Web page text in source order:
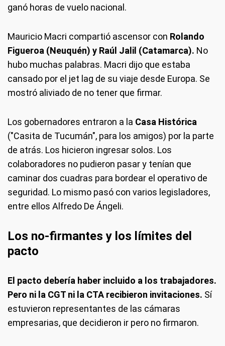
ganó horas de vuelo nacional.
Mauricio Macri compartió ascensor con Rolando
Figueroa (Neuquén) y Raúl Jalil (Catamarca). No
hubo muchas palabras. Macri dijo que estaba
cansado por el jet lag de su viaje desde Europa. Se
mostró aliviado de no tener que firmar.
Los gobernadores entraron a la Casa Histórica
("Casita de Tucumán", para los amigos) por la parte
de atrás. Los hicieron ingresar solos. Los
colaboradores no pudieron pasar y tenían que
caminar dos cuadras para bordear el operativo de
seguridad. Lo mismo pasó con varios legisladores,
entre ellos Alfredo De Ángeli.
Los no-firmantes y los límites del
pacto
El pacto debería haber incluido a los trabajadores.
Pero ni la CGT ni la CTA recibieron invitaciones. Sí
estuvieron representantes de las cámaras
empresarias, que decidieron ir pero no firmaron.